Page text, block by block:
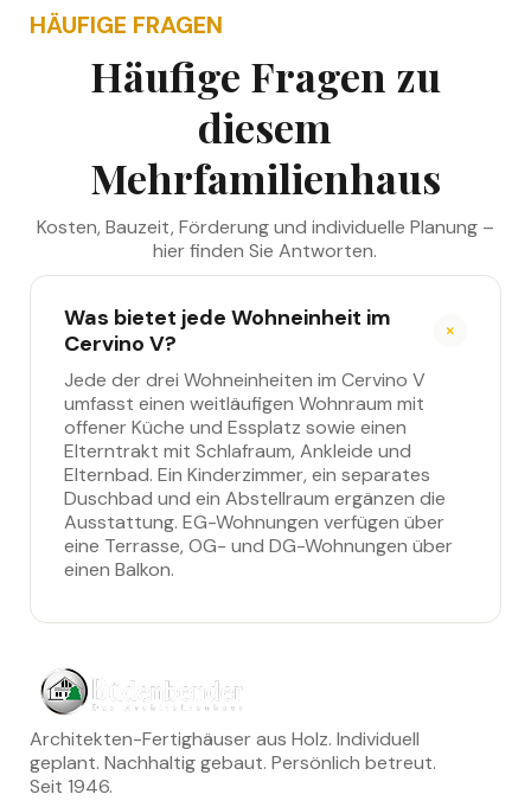
HÄUFIGE FRAGEN
Häufige Fragen zu
diesem
Mehrfamilienhaus
Kosten, Bauzeit, Förderung und individuelle Planung –
hier finden Sie Antworten.
Was bietet jede Wohneinheit im
Cervino V?
Jede der drei Wohneinheiten im Cervino V
umfasst einen weitläufigen Wohnraum mit
offener Küche und Essplatz sowie einen
Elterntrakt mit Schlafraum, Ankleide und
Elternbad. Ein Kinderzimmer, ein separates
Duschbad und ein Abstellraum ergänzen die
Ausstattung. EG-Wohnungen verfügen über
eine Terrasse, OG- und DG-Wohnungen über
einen Balkon.
Architekten-Fertighäuser aus Holz. Individuell
geplant. Nachhaltig gebaut. Persönlich betreut.
Seit 1946.